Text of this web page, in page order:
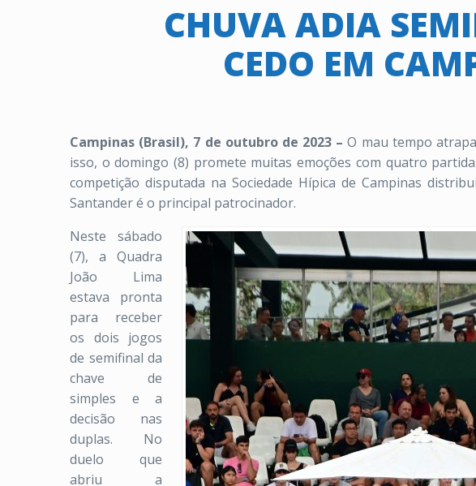
CHUVA ADIA
CEDO EM
Campinas (Brasil), 7 de outubro de 2023 – O mau tempo
isso, o domingo (8) promete muitas emoções com quatro
competição disputada na Sociedade Hípica de Campinas
Santander é o principal patrocinador.
Neste sábado
(7), a Quadra
João Lima
estava pronta
para receber
os dois jogos
de semifinal da
chave de
simples e a
decisão nas
duplas. No
duelo que
abriu a